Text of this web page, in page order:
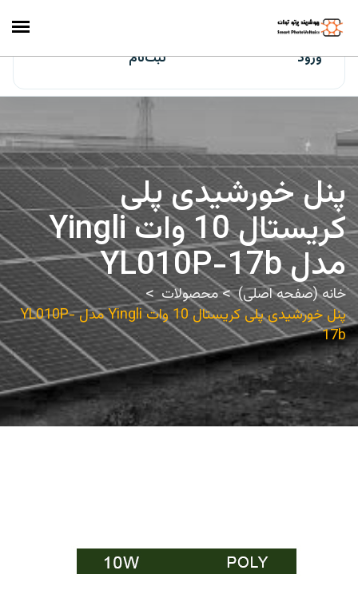
ایران‌سولار
ورود ثبت‌نام
پنل خورشیدی پلی
کریستال 10 وات Yingli
مدل YL010P-17b
خانه (صفحه اصلی)
محصولات
پنل خورشیدی پلی کریستال 10 وات Yingli مدل YL010P-
17b